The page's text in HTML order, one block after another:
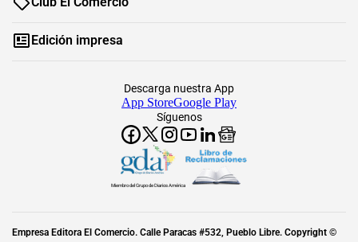
Edición impresa
Síguenos
Descarga nuestra App
App StoreGoogle Play
Miembro del Grupo de Diarios América
Empresa Editora El Comercio. Calle Paracas #532, Pueblo Libre. Copyright ©